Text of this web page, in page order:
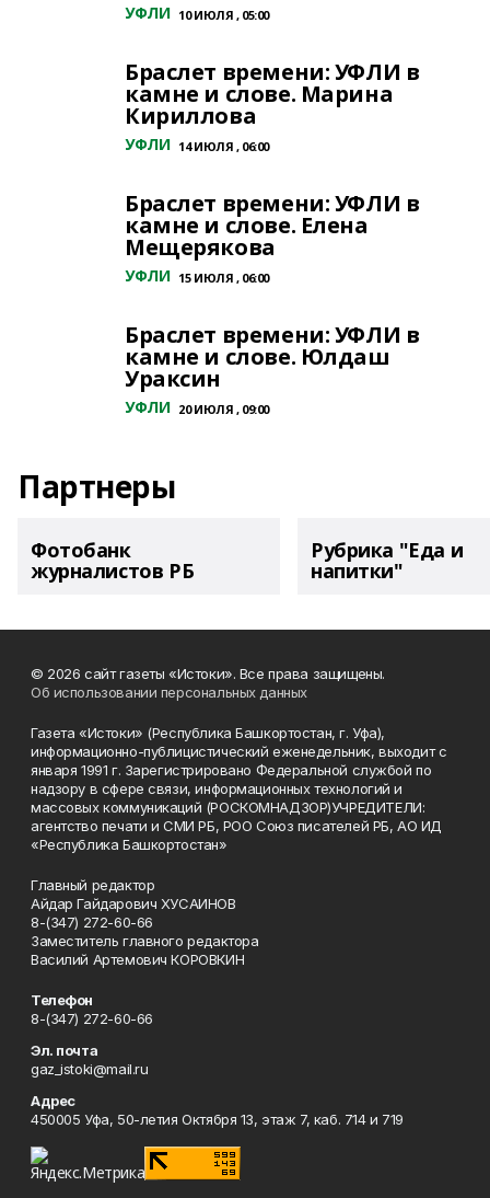
УФЛИ 10 ИЮЛЯ , 05:00
Браслет времени: УФЛИ в
камне и слове. Марина
Кириллова
УФЛИ 14 ИЮЛЯ , 06:00
Браслет времени: УФЛИ в
камне и слове. Елена
Мещерякова
УФЛИ 15 ИЮЛЯ , 06:00
Браслет времени: УФЛИ в
камне и слове. Юлдаш
Ураксин
УФЛИ 20 ИЮЛЯ , 09:00
Партнеры
Фотобанк
журналистов РБ
Рубрика "Еда и
напитки"
© 2026 сайт газеты «Истоки». Все права защищены.
Об использовании персональных данных
Газета «Истоки» (Республика Башкортостан, г. Уфа),
информационно-публицистический еженедельник, выходит с
января 1991 г. Зарегистрировано Федеральной службой по
надзору в сфере связи, информационных технологий и
массовых коммуникаций (РОСКОМНАДЗОР)УЧРЕДИТЕЛИ:
агентство печати и СМИ РБ, РОО Союз писателей РБ, АО ИД
«Республика Башкортостан»
Главный редактор
Айдар Гайдарович ХУСАИНОВ
8-(347) 272-60-66
Заместитель главного редактора
Василий Артемович КОРОВКИН
Телефон
8-(347) 272-60-66
Эл. почта
gaz_istoki@mail.ru
Адрес
450005 Уфа, 50-летия Октября 13, этаж 7, каб. 714 и 719